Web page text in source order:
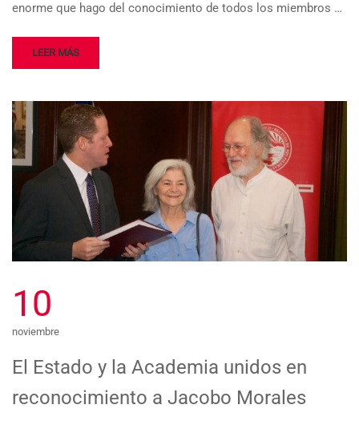
enorme que hago del conocimiento de todos los miembros …
LEER MÁS
10
noviembre
El Estado y la Academia unidos en
reconocimiento a Jacobo Morales